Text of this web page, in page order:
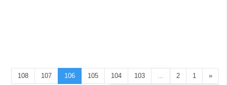
«
1
2
...
103
104
105
106
107
108